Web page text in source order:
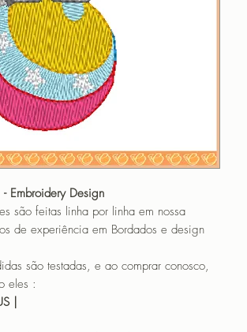
Embroidery Design
feitas linha por linha em nossa
de experiência em Bordados e design
testadas, e ao comprar conosco,
eles :
|